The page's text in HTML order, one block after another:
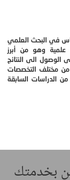
في البحث العلمي
علمية وهو من أبرز
الوصول الى النتائج
من مختلف التخصصات
الدراسات السابقة
بخدمتك